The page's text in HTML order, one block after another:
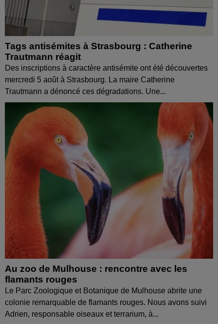
Tags antisémites à Strasbourg : Catherine
Trautmann réagit
Des inscriptions à caractère antisémite ont été découvertes
mercredi 5 août à Strasbourg. La maire Catherine
Trautmann a dénoncé ces dégradations. Une...
Au zoo de Mulhouse : rencontre avec les
flamants rouges
Le Parc Zoologique et Botanique de Mulhouse abrite une
colonie remarquable de flamants rouges. Nous avons suivi
Adrien, responsable oiseaux et terrarium, à...